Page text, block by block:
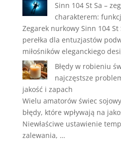
Sinn 104 St Sa –
charakterem:
Zegarek nurkowy Sinn 104
perełka dla entuzjastów
miłośników eleganckiego
Błędy w robieniu
najczęstsze
jakość i zapach
Wielu amatorów świec
błędy, które wpływają na
Niewłaściwe ustawienie
zalewania, …